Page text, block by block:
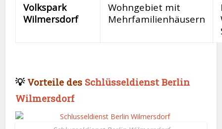
Volkspark
Wilmersdorf
Wohngebiet mit
Mehrfamilienhäusern
💡 Vorteile des Schlüsseldienst Berlin
Wilmersdorf